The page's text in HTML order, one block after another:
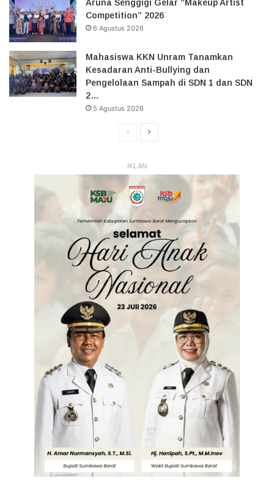
Aruna Senggigi Gelar “Makeup Artist
Competition” 2026
6 Agustus 2026
Mahasiswa KKN Unram Tanamkan
Kesadaran Anti-Bullying dan
Pengelolaan Sampah di SDN 1 dan SDN
2…
5 Agustus 2026
HalamanHalaman
IKLAN